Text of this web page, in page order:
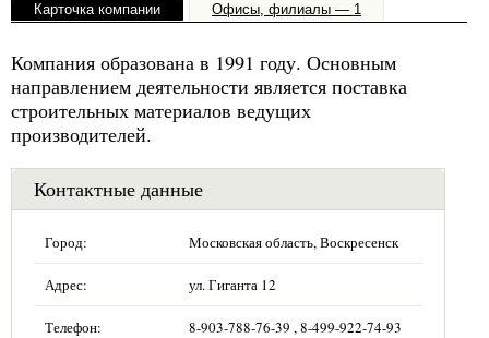
Карточка компании Офисы, филиалы — 1
Компания образована в 1991 году. Основным
направлением деятельности является поставка
строительных материалов ведущих
производителей.
Контактные данные
Город: Московская область, Воскресенск
Адрес: ул. Гиганта 12
Телефон: 8-903-788-76-39 , 8-499-922-74-93